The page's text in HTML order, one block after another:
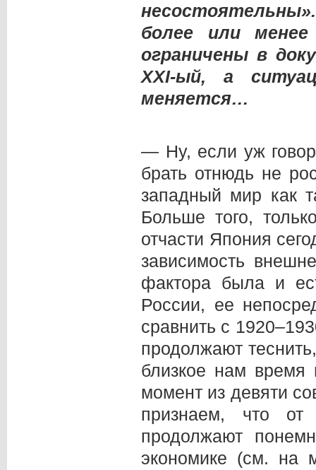
более или
ограничены в
XXI-ый, а
меняется…
— Ну, если уж
брать отнюдь не
западный мир как
Больше того,
отчасти Япония
зависимость
фактора была и
России, ее
сравнить с
продолжают
близкое нам время
момент из девяти
признаем, что от
продолжают
экономике (см. на